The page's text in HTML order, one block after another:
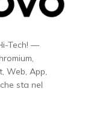
Tech! —
Web, App,
sta nel